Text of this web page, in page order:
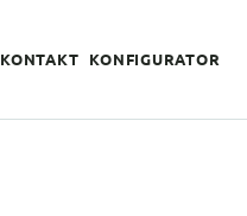
KONTAKT KONFIGURATOR